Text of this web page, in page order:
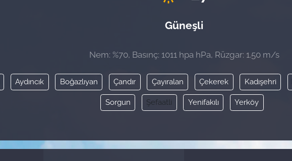
Güneşli
Nem: %70, Basınç: 1011 hpa hPa, Rüzgar: 1.50 m/s
Aydıncık Boğazlıyan Çandır Çayıralan Çekerek Kadışehri
Sorgun Şefaatli Yenifakılı Yerköy